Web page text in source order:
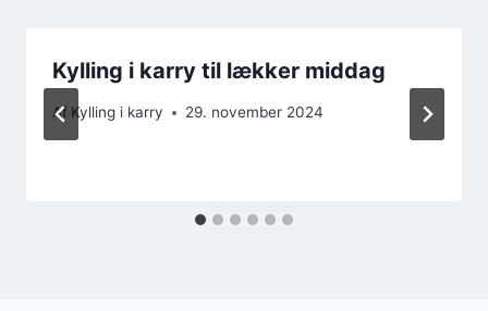
Kylling i karry til lækker middag
Af Kylling i karry 29. november 2024